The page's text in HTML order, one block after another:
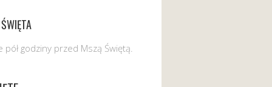
pół godziny przed Mszą Świętą.